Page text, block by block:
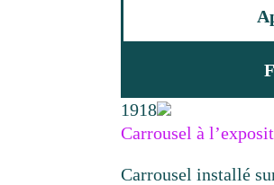
1918
Carrousel à
Carrousel installé